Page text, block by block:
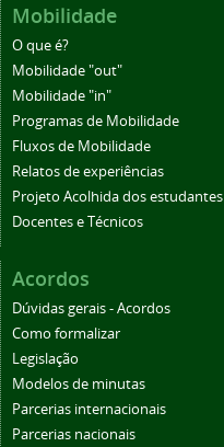
Mobilidade
O que é?
Mobilidade "out"
Mobilidade "in"
Programas de Mobilidade
Fluxos de Mobilidade
Relatos de experiências
Projeto Acolhida dos estudantes
Docentes e Técnicos
Acordos
Dúvidas gerais - Acordos
Como formalizar
Legislação
Modelos de minutas
Parcerias internacionais
Parcerias nacionais